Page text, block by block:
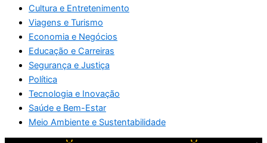
Cultura e Entretenimento
Viagens e Turismo
Economia e Negócios
Educação e Carreiras
Segurança e Justiça
Política
Tecnologia e Inovação
Saúde e Bem-Estar
Meio Ambiente e Sustentabilidade